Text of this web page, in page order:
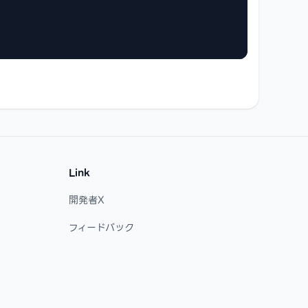
Link
開発者X
フィードバック